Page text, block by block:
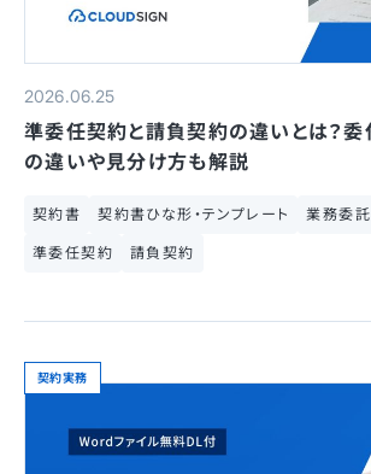
2026.06.25
準委任契約と請負契約の違いとは？委
の違いや見分け方も解説
契約書 契約書ひな形・テンプレート 業務委
準委任契約 請負契約
契約実務